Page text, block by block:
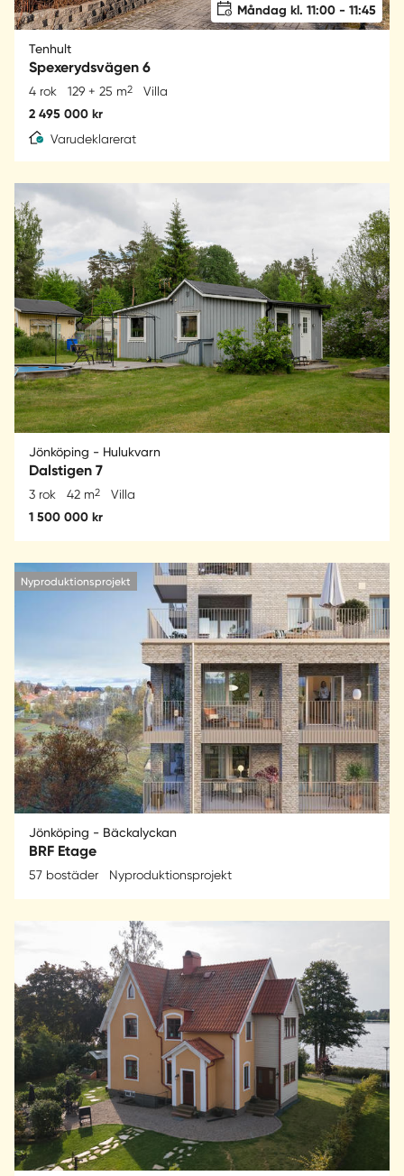
Måndag kl. 11:00 - 11:45
Tenhult
Spexerydsvägen 6
4 rok 129 + 25 m2 Villa
2 495 000 kr
Varudeklarerat
Jönköping - Hulukvarn
Dalstigen 7
3 rok 42 m2 Villa
1 500 000 kr
Nyproduktionsprojekt
Jönköping - Bäckalyckan
BRF Etage
57 bostäder Nyproduktionsprojekt